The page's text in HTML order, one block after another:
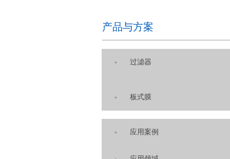
产品与方案
过滤器
板式膜
应用案例